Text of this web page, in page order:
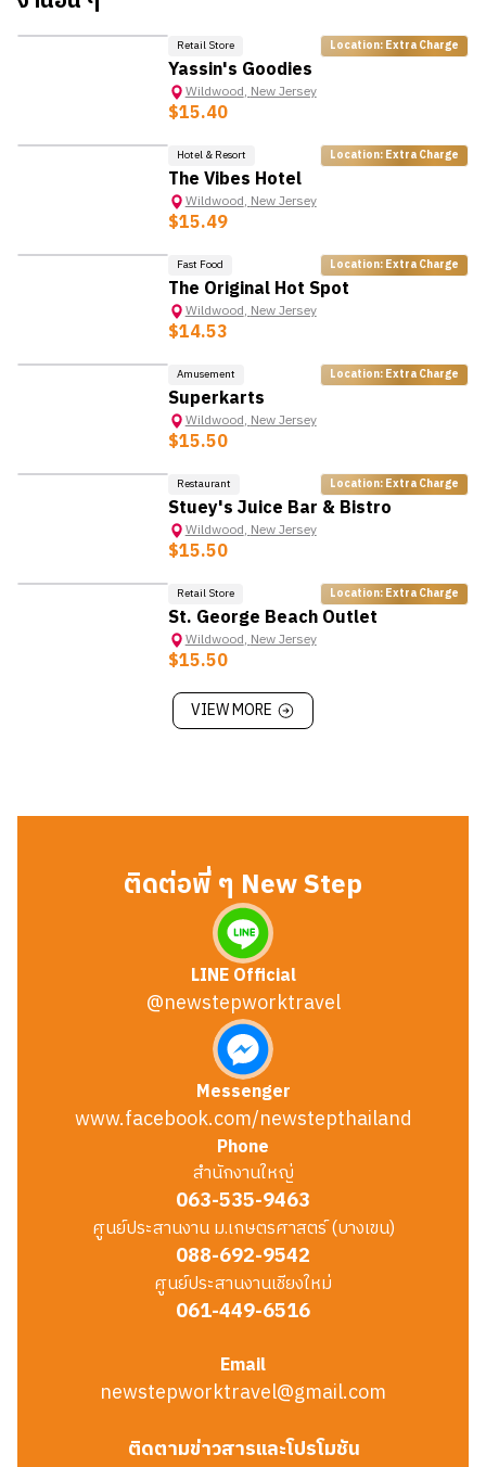
Retail Store Location: Extra Charge
Yassin's Goodies
Wildwood,New Jersey
$15.40
Hotel & Resort Location: Extra Charge
The Vibes Hotel
Wildwood,New Jersey
$15.49
Fast Food Location: Extra Charge
The Original Hot Spot
Wildwood,New Jersey
$14.53
Amusement Location: Extra Charge
Superkarts
Wildwood,New Jersey
$15.50
Restaurant Location: Extra Charge
Stuey's Juice Bar & Bistro
Wildwood,New Jersey
$15.50
Retail Store Location: Extra Charge
St. George Beach Outlet
Wildwood,New Jersey
$15.50
VIEW MORE
ติดต่อพี่ ๆ New Step
Messenger
www.facebook.com/newstepthailand
LINE Official
@newstepworktravel
Phone
สำนักงานใหญ่
063-535-9463
ศูนย์ประสานงาน ม.เกษตรศาสตร์ (บางเขน)
088-692-9542
ศูนย์ประสานงานเชียงใหม่
061-449-6516
Email
newstepworktravel@gmail.com
ติดตามข่าวสารและโปรโมชัน